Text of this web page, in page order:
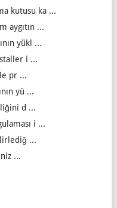
kutusu ka ...
aygıtın ...
yükl ...
i ...
pr ...
yü ...
d ...
i ...
...
...